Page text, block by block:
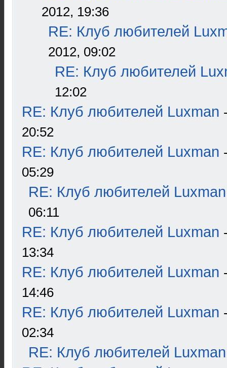
2012, 19:36
RE: Клуб любителей
2012, 09:02
RE: Клуб любителей
12:02
RE: Клуб любителей Luxman
20:52
RE: Клуб любителей Luxman
05:29
RE: Клуб любителей Luxman
06:11
RE: Клуб любителей Luxman
13:34
RE: Клуб любителей Luxman
14:46
RE: Клуб любителей Luxman
02:34
RE: Клуб любителей Luxman